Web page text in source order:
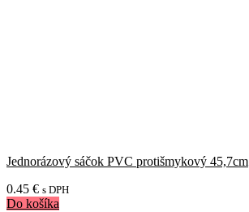
Jednorázový sáčok PVC protišmykový 45,7cm
0.45 € s DPH
Do košíka